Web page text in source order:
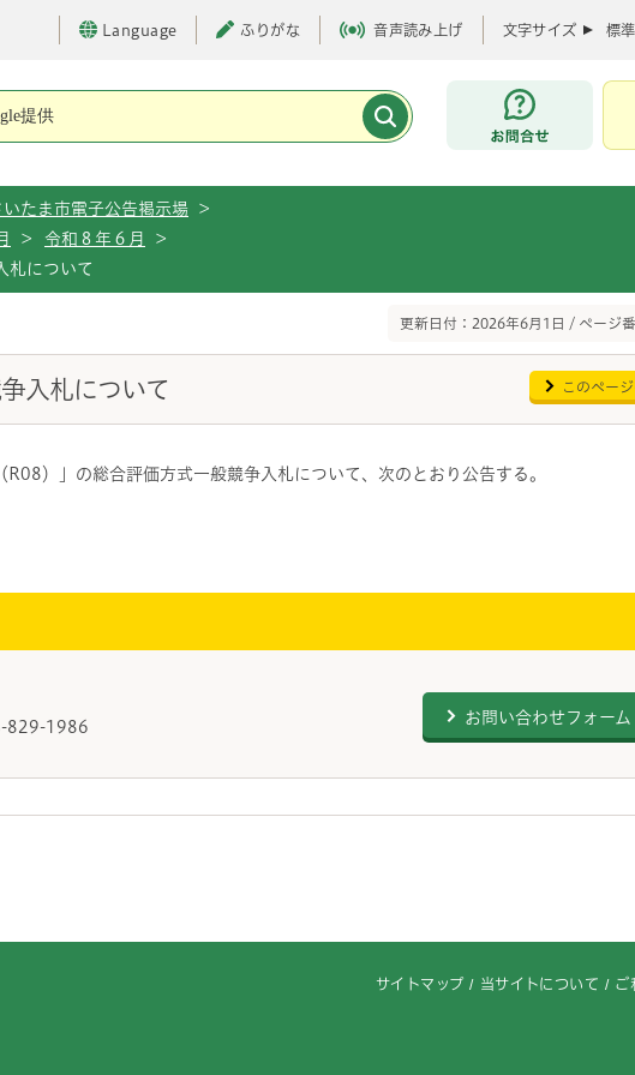
Language ふりがな 音声読み上げ 文字サイズ 標準
お問合せ
いたま市電子公告掲示場
>
> 令和８年６月
>
について
更新日付：2026年6月1日 / ページ
入札について このペー
）」の総合評価方式一般競争入札について、次のとおり公告する。
829-1986
お問い合わせフォーム
サイトマップ 当サイトについて ご